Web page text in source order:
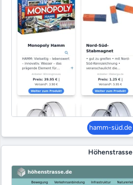
hamm-süd.de
Höhenstrasse